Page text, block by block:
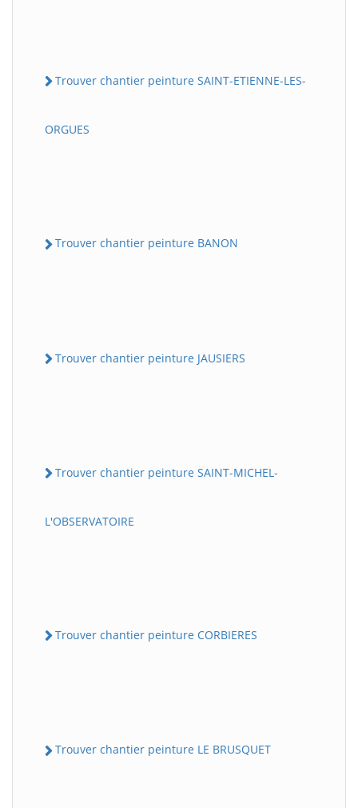
Trouver chantier peinture SAINT-ETIENNE-LES-
ORGUES
Trouver chantier peinture BANON
Trouver chantier peinture JAUSIERS
Trouver chantier peinture SAINT-MICHEL-
L'OBSERVATOIRE
Trouver chantier peinture CORBIERES
Trouver chantier peinture LE BRUSQUET